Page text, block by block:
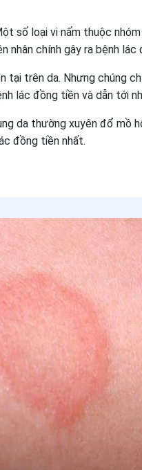
số loại vi nấm thuộc
nhân chính gây ra bệnh
tại trên da. Nhưng chúng
lác đồng tiền và dẫn tới
da thường xuyên đổ mồ
đồng tiền nhất.